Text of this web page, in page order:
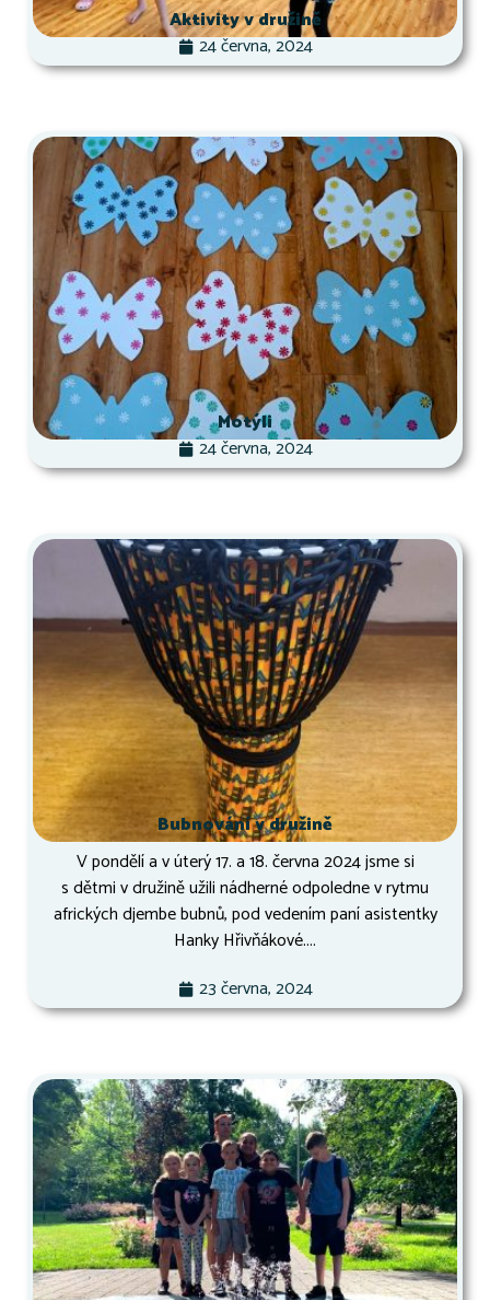
Aktivity v družině
24 června, 2024
Motýli
24 června, 2024
Bubnování v družině
V pondělí a v úterý 17. a 18. června 2024 jsme si
s dětmi v družině užili nádherné odpoledne v rytmu
afrických djembe bubnů, pod vedením paní asistentky
Hanky Hřivňákové....
23 června, 2024